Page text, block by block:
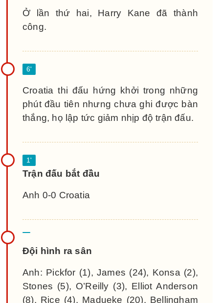
Ở lần thứ hai, Harry Kane đã thành
công.
Croatia thi đấu hứng khởi trong những
phút đầu tiên nhưng chưa ghi được bàn
thắng, họ lập tức giảm nhịp độ trận đấu.
Trận đấu bắt đầu
Anh 0-0 Croatia
Đội hình ra sân
Anh: Pickfor (1), James (24), Konsa (2),
Stones (5), O’Reilly (3), Elliot Anderson
(8), Rice (4), Madueke (20), Bellingham